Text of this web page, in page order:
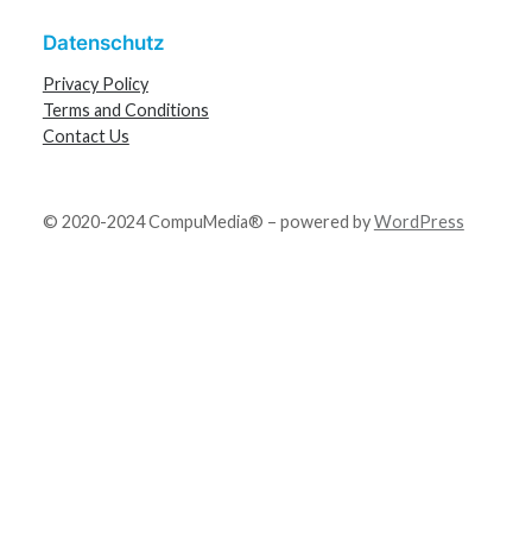
Datenschutz
Privacy Policy
Terms and Conditions
Contact Us
© 2020-2024 CompuMedia® – powered byWordPress